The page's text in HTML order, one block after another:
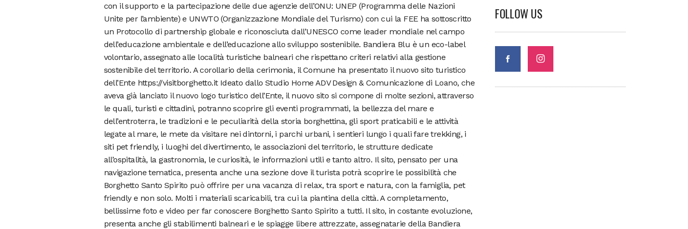
con il supporto e la partecipazione delle due agenzie dell’ONU: UNEP (Programma delle Nazioni
Unite per l’ambiente) e UNWTO (Organizzazione Mondiale del Turismo) con cui la FEE ha sottoscritto
un Protocollo di partnership globale e riconosciuta dall’UNESCO come leader mondiale nel campo
dell’educazione ambientale e dell’educazione allo sviluppo sostenibile. Bandiera Blu è un eco-label
volontario, assegnato alle località turistiche balneari che rispettano criteri relativi alla gestione
sostenibile del territorio. A corollario della cerimonia, il Comune ha presentato il nuovo sito turistico
dell’Ente https://visitborghetto.it Ideato dallo Studio Home ADV Design & Comunicazione di Loano, che
aveva già lanciato il nuovo logo turistico dell’Ente, il nuovo sito si compone di molte sezioni, attraverso
le quali, turisti e cittadini, potranno scoprire gli eventi programmati, la bellezza del mare e
dell’entroterra, le tradizioni e le peculiarità della storia borghettina, gli sport praticabili e le attività
legate al mare, le mete da visitare nei dintorni, i parchi urbani, i sentieri lungo i quali fare trekking, i
siti pet friendly, i luoghi del divertimento, le associazioni del territorio, le strutture dedicate
all’ospitalità, la gastronomia, le curiosità, le informazioni utili e tanto altro. Il sito, pensato per una
navigazione tematica, presenta anche una sezione dove il turista potrà scoprire le possibilità che
Borghetto Santo Spirito può offrire per una vacanza di relax, tra sport e natura, con la famiglia, pet
friendly e non solo. Molti i materiali scaricabili, tra cui la piantina della città. A completamento,
bellissime foto e video per far conoscere Borghetto Santo Spirito a tutti. Il sito, in costante evoluzione,
presenta anche gli stabilimenti balneari e le spiagge libere attrezzate, assegnatarie della Bandiera
FOLLOW US